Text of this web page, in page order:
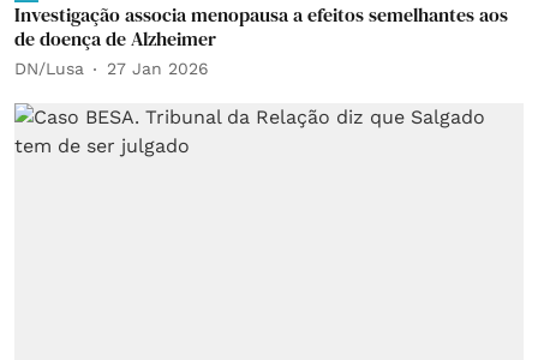
Investigação associa menopausa a efeitos semelhantes aos
de doença de Alzheimer
DN/Lusa 27 Jan 2026